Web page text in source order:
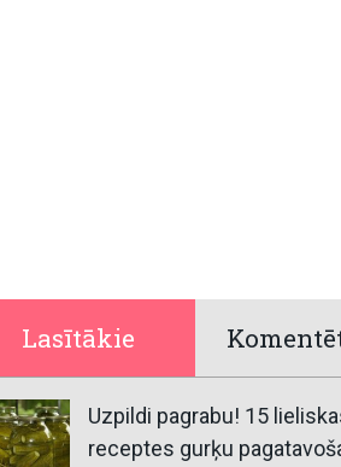
Lasītākie
Uzpildi pagrabu! 15
receptes gurķu